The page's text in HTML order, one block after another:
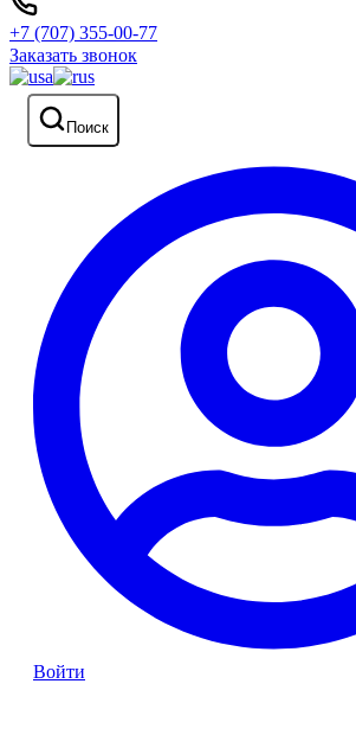
+7 (707) 355-00-77
Заказать звонок
Поиск
Войти